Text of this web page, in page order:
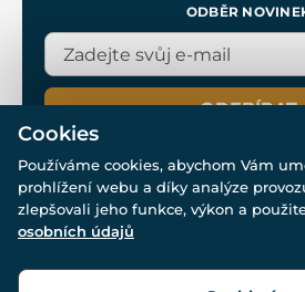
ODBĚR
ODEBÍRAT
© Všechna práva vyhrazena.
Cookies
Používáme cookies, abychom Vám
prohlížení webu a díky analýze
zlepšovali jeho funkce, výkon a
osobních údajů